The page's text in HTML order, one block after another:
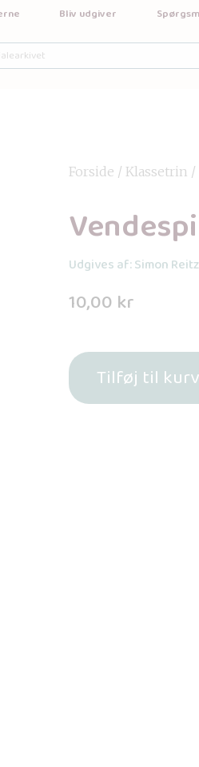
Bliv udgiver
Forside / Klassetrin /
Udgives af: Simon Reitz
10,00 kr
Tilføj til kurv